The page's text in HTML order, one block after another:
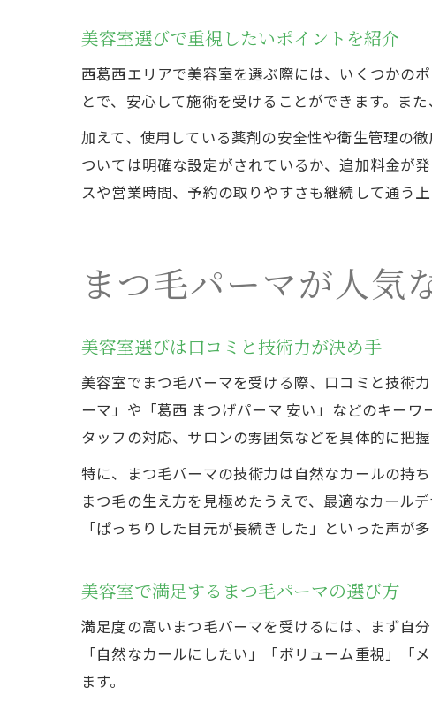
美容室選びで重視したいポイントを紹介
西葛西エリアで美容室を選ぶ際には、いくつかの
とで、安心して施術を受けることができます。ま
加えて、使用している薬剤の安全性や衛生管理の
ついては明確な設定がされているか、追加料金が
スや営業時間、予約の取りやすさも継続して通う上
まつ毛パーマが人気
美容室選びは口コミと技術力が決め手
美容室でまつ毛パーマを受ける際、口コミと技術
ーマ」や「葛西 まつげパーマ 安い」などのキー
タッフの対応、サロンの雰囲気などを具体的に把握
特に、まつ毛パーマの技術力は自然なカールの持
まつ毛の生え方を見極めたうえで、最適なカール
「ぱっちりした目元が長続きした」といった声が
美容室で満足するまつ毛パーマの選び方
満足度の高いまつ毛パーマを受けるには、まず自
「自然なカールにしたい」「ボリューム重視」「
ます。